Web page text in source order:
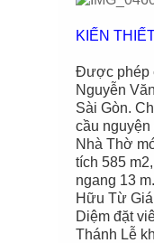
KIẾN
Được phép
Nguyễn
Sài Gòn.
cầu
Nhà Thờ
tích 585
ngang 13
Hữu Từ
Diệm đặt
Thánh Lễ